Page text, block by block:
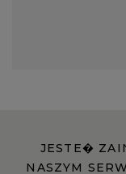
JESTE�
NASZYM